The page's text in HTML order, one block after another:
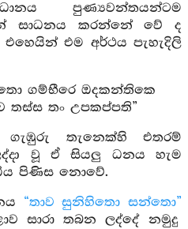
පුණ්‍යවන්තයන්ටම
සාධනය කරන්නේ වේ ද
එම අර්ථය පැහැදිලි
ගම්භීරෙ ඔදකන්තිකෙ
තස්ස තං උපකප්පති”
ගැඹුරු තැනෙක්හි එතරම්
වූ ඒ සියලු ධනය හැම
පිණිස නොවේ.
“තාව සුනිහිතො සන්තො”
සාරා තබන ලද්දේ නමුදු